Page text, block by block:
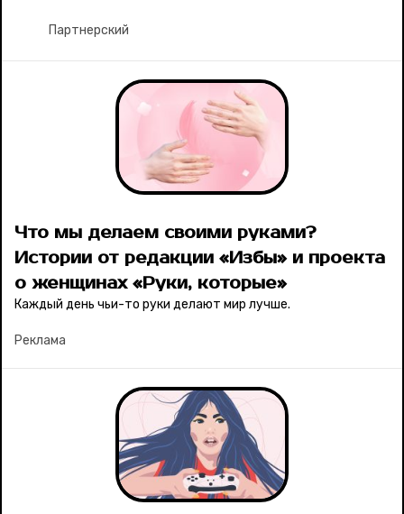
Партнерский
Что мы делаем своими руками?
Истории от редакции «Избы» и проекта
о женщинах «Руки, которые»
Каждый день чьи-то руки делают мир лучше.
Реклама